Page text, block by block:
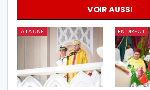
VOIR AUSSI
A LA UNE EN DIRECT